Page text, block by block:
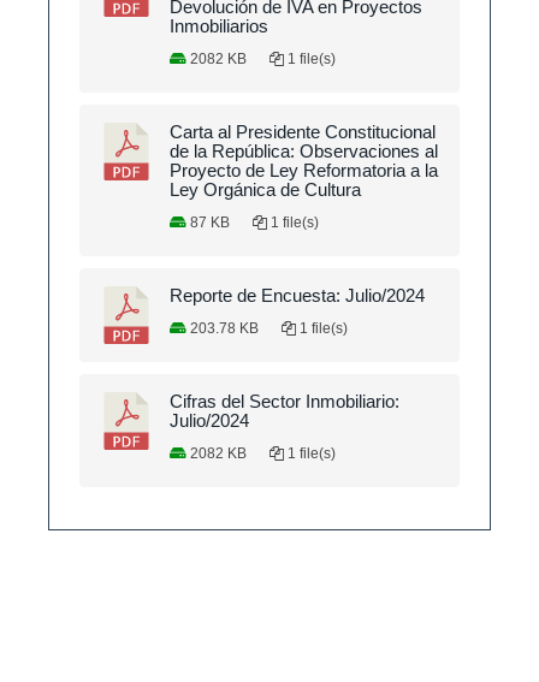
Devolución de IVA en Proyectos
Inmobiliarios
2082 KB 1 file(s)
Carta al Presidente Constitucional
de la República: Observaciones al
Proyecto de Ley Reformatoria a la
Ley Orgánica de Cultura
87 KB 1 file(s)
Reporte de Encuesta: Julio/2024
203.78 KB 1 file(s)
Cifras del Sector Inmobiliario:
Julio/2024
2082 KB 1 file(s)